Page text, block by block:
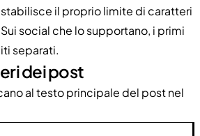
il proprio limite di caratteri
social che lo supportano, i primi
separati.
dei post
al testo principale del post nel